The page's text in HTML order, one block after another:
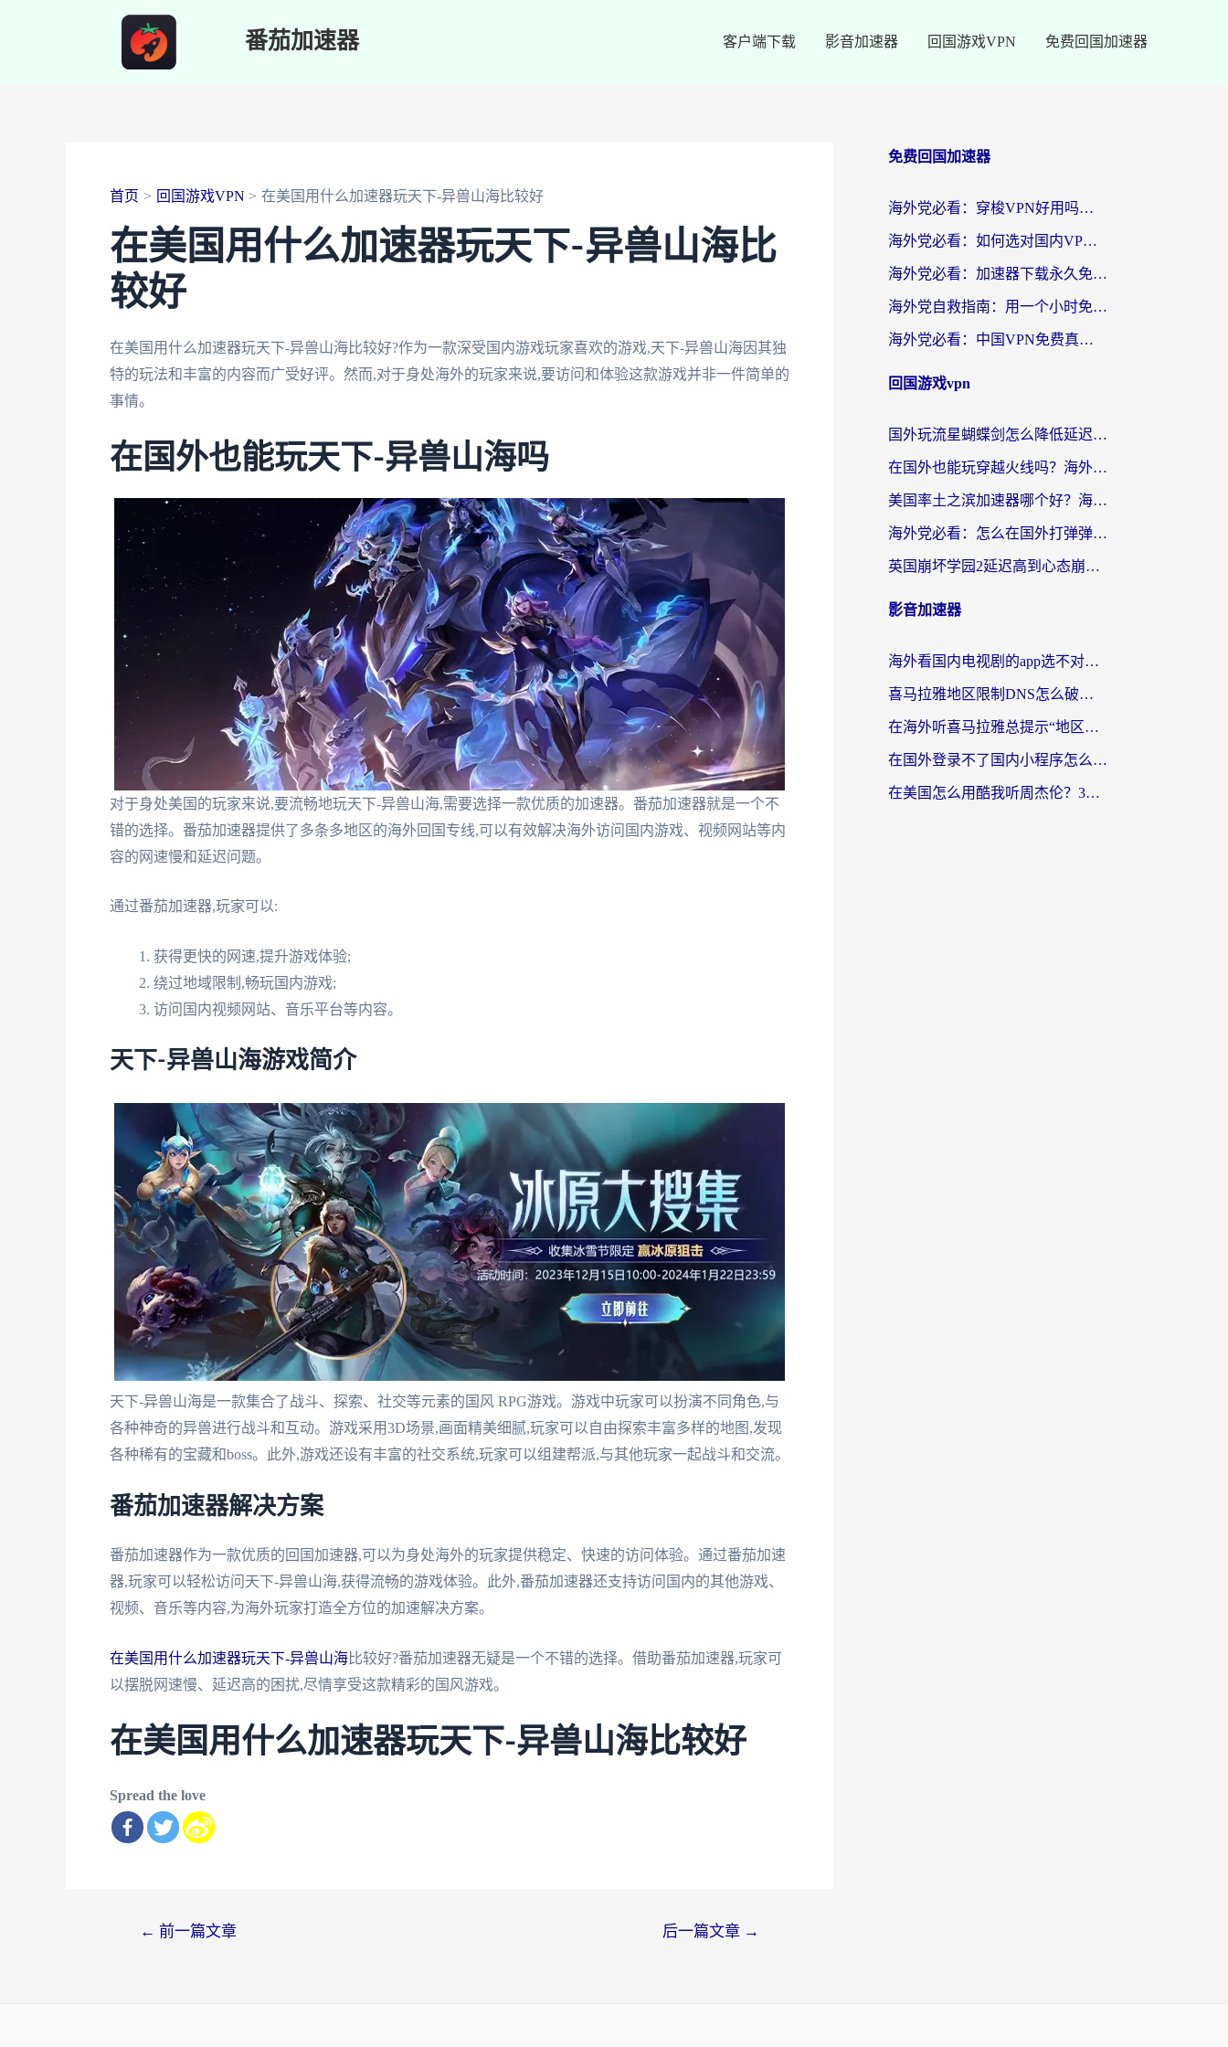
番茄加速器 客户端下载 影音加速器 回国游戏VPN 免费回国加速器
首页 回国游戏VPN 在美国用什么加速器玩天下-异兽山海比较好
在美国用什么加速器玩天下-异兽山海比
较好
在美国用什么加速器玩天下-异兽山海比较好?作为一款深受国内游戏玩家喜欢的游戏,天下-异兽山海因其独
特的玩法和丰富的内容而广受好评。然而,对于身处海外的玩家来说,要访问和体验这款游戏并非一件简单的
事情。
在国外也能玩天下-异兽山海吗
对于身处美国的玩家来说,要流畅地玩天下-异兽山海,需要选择一款优质的加速器。番茄加速器就是一个不
错的选择。番茄加速器提供了多条多地区的海外回国专线,可以有效解决海外访问国内游戏、视频网站等内
容的网速慢和延迟问题。
通过番茄加速器,玩家可以:
获得更快的网速,提升游戏体验;
绕过地域限制,畅玩国内游戏;
访问国内视频网站、音乐平台等内容。
天下-异兽山海游戏简介
天下-异兽山海是一款集合了战斗、探索、社交等元素的国风 RPG游戏。游戏中玩家可以扮演不同角色,与
各种神奇的异兽进行战斗和互动。游戏采用3D场景,画面精美细腻,玩家可以自由探索丰富多样的地图,发现
各种稀有的宝藏和boss。此外,游戏还设有丰富的社交系统,玩家可以组建帮派,与其他玩家一起战斗和交流。
番茄加速器解决方案
番茄加速器作为一款优质的回国加速器,可以为身处海外的玩家提供稳定、快速的访问体验。通过番茄加速
器,玩家可以轻松访问天下-异兽山海,获得流畅的游戏体验。此外,番茄加速器还支持访问国内的其他游戏、
视频、音乐等内容,为海外玩家打造全方位的加速解决方案。
在美国用什么加速器玩天下-异兽山海比较好?番茄加速器无疑是一个不错的选择。借助番茄加速器,玩家可
以摆脱网速慢、延迟高的困扰,尽情享受这款精彩的国风游戏。
在美国用什么加速器玩天下-异兽山海比较好
Spread the love
← 前一篇文章 后一篇文章 →
免费回国加速器
海外党必看：穿梭VPN好用吗？和云帆VPN对比哪个回国效果更好？附真实测评+避坑指南
海外党必看：如何选对国内VPN，实现无缝访问国内资源？
海外党必看：加速器下载永久免费版真的存在吗？教你无缝访问国内资源的正确姿势
海外党自救指南：用一个小时免费加速器，轻松打破国内资源访问壁垒？
海外党必看：中国VPN免费真的靠谱吗？手把手教你选对回国加速器
回国游戏vpn
国外玩流星蝴蝶剑怎么降低延迟？海外党必看的加速秘籍（含欧洲鸣潮&彩虹岛优化攻略）
在国外也能玩穿越火线吗？海外玩家国服游戏畅玩终极指南
美国率土之滨加速器哪个好？海外党国服游戏畅玩终极指南（附多游戏解决方案）
海外党必看：怎么在国外打弹弹堂不卡？番茄加速器亲测指南
英国崩坏学园2延迟高到心态崩？海外党国服游戏加速终极指南
影音加速器
海外看国内电视剧的app选不对？这份回国加速器避坑指南帮你流畅追剧
喜马拉雅地区限制DNS怎么破？海外党听国内音乐听书的终极解决方案
在海外听喜马拉雅总提示“地区限制”？3步轻松解除+听国内音乐全攻略
在国外登录不了国内小程序怎么办？选对回国加速器，轻松解锁国内资源
在美国怎么用酷我听周杰伦？3步搞定海外听歌难题